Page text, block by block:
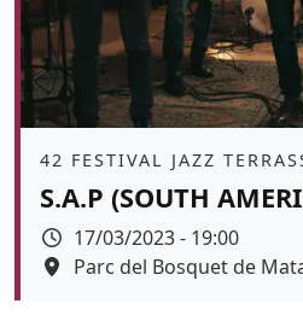
Àmbit
42 FESTIVAL JAZZ
S.A.P (SOUTH
Data
17/03/2023 - 19:00
Espai
Parc del Bosquet de